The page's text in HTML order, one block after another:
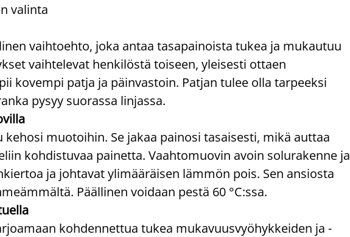
valinta
vaihtoehto, joka antaa tasapainoista tukea ja mukautuu
vaihtelevat henkilöstä toiseen, yleisesti ottaen
kovempi patja ja päinvastoin. Patjan tulee olla tarpeeksi
pysyy suorassa linjassa.
muotoihin. Se jakaa painosi tasaisesti, mikä auttaa
kohdistuvaa painetta. Vaahtomuovin avoin solurakenne ja
ja johtavat ylimääräisen lämmön pois. Sen ansiosta
Päällinen voidaan pestä 60 °C:ssa.
kohdennettua tukea mukavuusvyöhykkeiden ja -